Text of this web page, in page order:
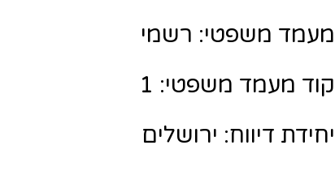
מעמד משפטי: רשמי
קוד מעמד משפטי: 1
יחידת דיווח: ירושלים